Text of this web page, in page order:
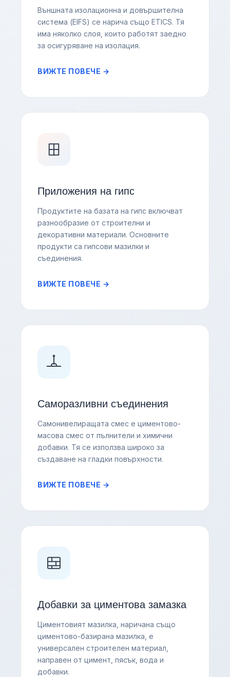
Външната изолационна и довършителна
система (EIFS) се нарича също ETICS. Тя
има няколко слоя, които работят заедно
за осигуряване на изолация.
ВИЖТЕ ПОВЕЧЕ →
Приложения на гипс
Продуктите на базата на гипс включват
разнообразие от строителни и
декоративни материали. Основните
продукти са гипсови мазилки и
съединения.
ВИЖТЕ ПОВЕЧЕ →
Саморазливни съединения
Самонивелиращата смес е циментово-
масова смес от пълнители и химични
добавки. Тя се използва широко за
създаване на гладки повърхности.
ВИЖТЕ ПОВЕЧЕ →
Добавки за циментова замазка
Циментовият мазилка, наричана също
циментово-базирана мазилка, е
универсален строителен материал,
направен от цимент, пясък, вода и
добавки.